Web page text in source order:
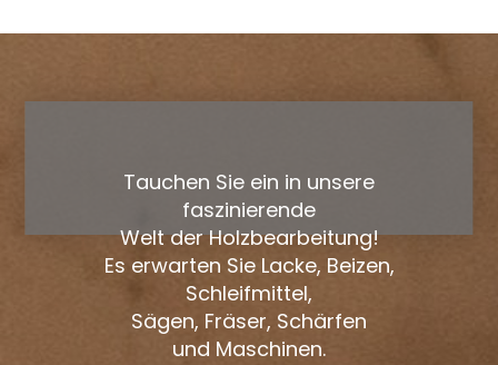
Tauchen Sie ein in unsere
faszinierende
Welt der Holzbearbeitung!
Es erwarten Sie Lacke, Beizen,
Schleifmittel,
Sägen, Fräser, Schärfen
und Maschinen.